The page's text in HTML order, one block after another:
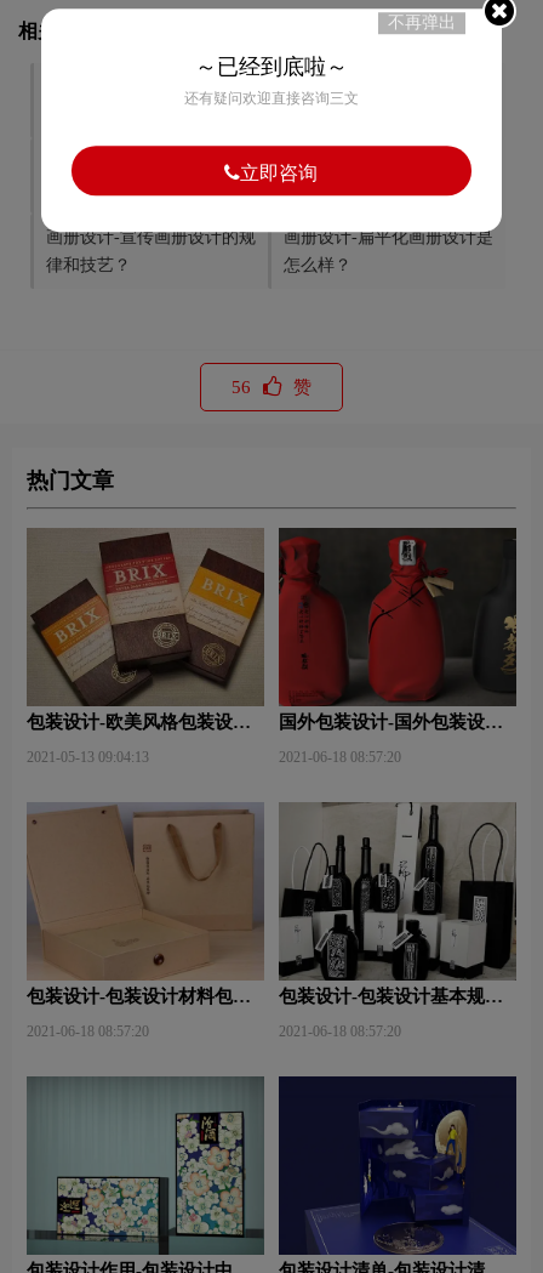
相关文章推荐
品牌vi设计-品牌vi设计的好
vi设计要求-优秀的vi设计都
旅游vi设计-旅游vi设计注意
事项有哪些？
vi设计-品牌vi设计要注意那
画册设计-宣传画册设计的规
律和技艺？
画册设计-扁平化画册设计是
怎么样？
56 赞
热门文章
包装设计-欧美风格包装设
2021-05-13 09:04:13
国外包装设计-国外包装设计
2021-06-18 08:57:20
包装设计-包装设计材料包含
2021-06-18 08:57:20
包装设计-包装设计基本规律
2021-06-18 08:57:20
不再弹出
～已经到底啦～
还有疑问欢迎直接咨询三文
立即咨询